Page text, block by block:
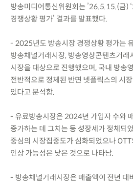
방송미디어통신위원회는 ’26.5.15.(금)
경쟁상황 평가’ 결과를 발표했다.
- 2025년도 방송시장 경쟁상황 평가는
방송채널거래시장, 방송영상콘텐츠거래
시장을 대상으로 진행했으며, 국내 방송
전반적으로 정체된 반면 넷플릭스의 시
있다고 분석함.
- 유료방송시장은 2024년 가입자 수와
증가하는 데 그치는 등 성장세가 정체되
중심의 시장집중도가 심화되었으나
인상 가능성은 낮은 것으로 나타남.
- 방송채널거래시장은 매출액이 전년 대